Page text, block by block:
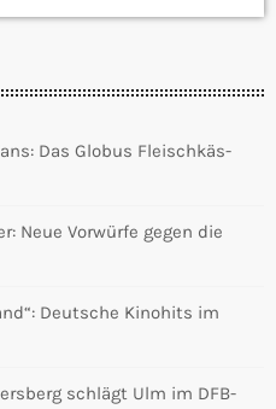
Das Globus Fleischkäs-
Neue Vorwürfe gegen die
Deutsche Kinohits im
schlägt Ulm im DFB-